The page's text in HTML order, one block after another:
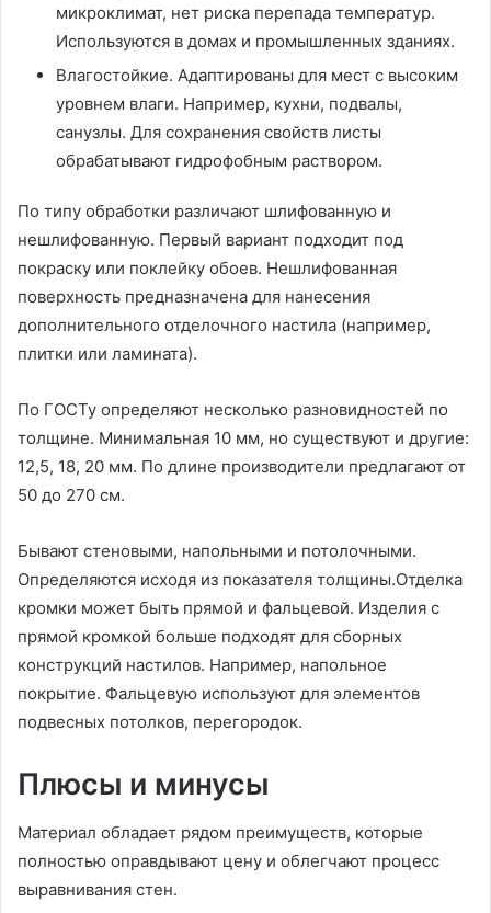
микроклимат, нет риска перепада температур.
Используются в домах и промышленных зданиях.
Влагостойкие. Адаптированы для мест с высоким
уровнем влаги. Например, кухни, подвалы,
санузлы. Для сохранения свойств листы
обрабатывают гидрофобным раствором.
По типу обработки различают шлифованную и
нешлифованную. Первый вариант подходит под
покраску или поклейку обоев. Нешлифованная
поверхность предназначена для нанесения
дополнительного отделочного настила (например,
плитки или ламината).
По ГОСТу определяют несколько разновидностей по
толщине. Минимальная 10 мм, но существуют и другие:
12,5, 18, 20 мм. По длине производители предлагают от
50 до 270 см.
Бывают стеновыми, напольными и потолочными.
Определяются исходя из показателя толщины.Отделка
кромки может быть прямой и фальцевой. Изделия с
прямой кромкой больше подходят для сборных
конструкций настилов. Например, напольное
покрытие. Фальцевую используют для элементов
подвесных потолков, перегородок.
Плюсы и минусы
Материал обладает рядом преимуществ, которые
полностью оправдывают цену и облегчают процесс
выравнивания стен.